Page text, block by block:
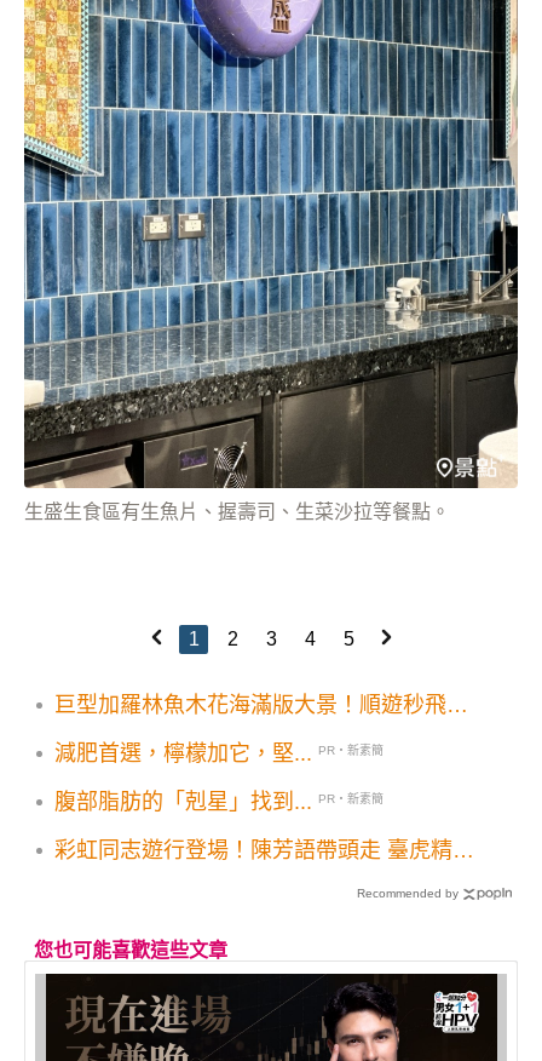
生盛生食區有生魚片、握壽司、生菜沙拉等餐點。
1 2 3 4 5
巨型加羅林魚木花海滿版大景！順遊秒飛日
減肥首選，檸檬加它，堅...
PR・新素簡
腹部脂肪的「剋星」找到... PR・新素簡
彩虹同志遊行登場！陳芳語帶頭走 臺虎精釀
Recommended by
您也可能喜歡這些文章